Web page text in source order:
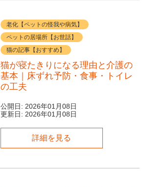
老化【ペットの怪我や病気】
ペットの居場所【お世話】
猫の記事【おすすめ】
猫が寝たきりになる理由と介護の
基本｜床ずれ予防・食事・トイレ
の工夫
公開日: 2026年01月08日
更新日: 2026年01月08日
詳細を見る